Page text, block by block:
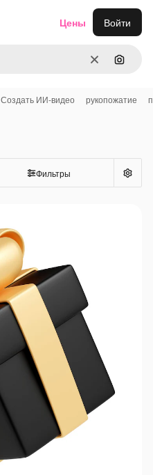
ОчиститьПоиск
Цены Войти
Создать ИИ-видео рукопожатие
Фильтры